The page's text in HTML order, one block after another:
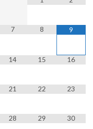
7 8 9
14 15 16
21 22 23
28 29 30